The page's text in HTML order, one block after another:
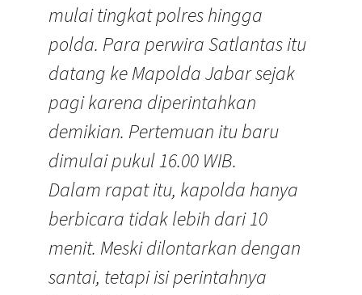
mulai tingkat polres hingga
polda. Para perwira Satlantas itu
datang ke Mapolda Jabar sejak
pagi karena diperintahkan
demikian. Pertemuan itu baru
dimulai pukul 16.00 WIB.
Dalam rapat itu, kapolda hanya
berbicara tidak lebih dari 10
menit. Meski dilontarkan dengan
santai, tetapi isi perintahnya